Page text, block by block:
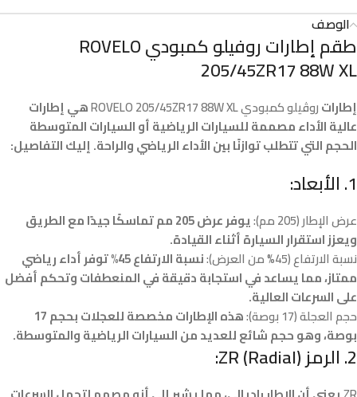
الوصف
طقم إطارات روفيلو كمبودي ROVELO
205/45ZR17 88W XL
إطاراتروڤيلو كمبودي ROVELO 205/45ZR17 88W XL
هي إطارات
عالية الأداء مصممة للسيارات الرياضية أو السيارات المتوسطة
الحجم التي تتطلب توازنًا بين الأداء الرياضي والراحة. إليك التفاصيل:
1. الأبعاد:
عرض الإطار (205 مم):
يوفر عرض 205 مم تماسكًا جيدًا مع الطريق
ويعزز استقرار السيارة أثناء القيادة.
نسبة الارتفاع (45% من العرض):
نسبة الارتفاع 45% توفر أداء رياضي
ممتاز، مما يساعد في استجابة دقيقة في المنعطفات وتحكم أفضل
على السرعات العالية.
حجم العجلة (17 بوصة):
هذه الإطارات مخصصة للعجلات بحجم 17
بوصة، وهو حجم شائع للعديد من السيارات الرياضية والمتوسطة.
2. الرمز ZR (Radial):